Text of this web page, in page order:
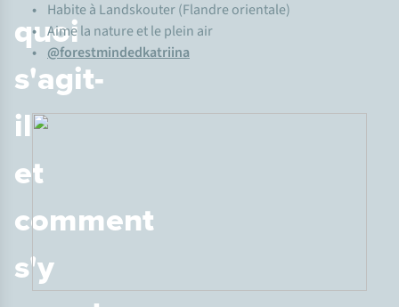
quoi
s'agit-
il
et
comment
s'y
• Habite à Landskouter (Flandre orientale)
•Aime la nature et le plein air
• @forestmindedkatriina